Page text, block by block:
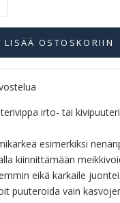
LISÄÄ OSTOSKORIIN
irto- tai
esimerkiksi
kiinnittämään
eikä karkaile
puuteroida vain